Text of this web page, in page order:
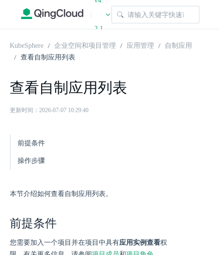
|
2.1
KubeSphere 企业空间和项目管理 应用管理
自制应用
查看自制应用列表
查看自制应用列表
更新时间：2026-07-07 10:29:40
前提条件
操作步骤
本节介绍如何查看自制应用列表。
前提条件
您需要加入一个项目并在项目中具有应用实例查看权